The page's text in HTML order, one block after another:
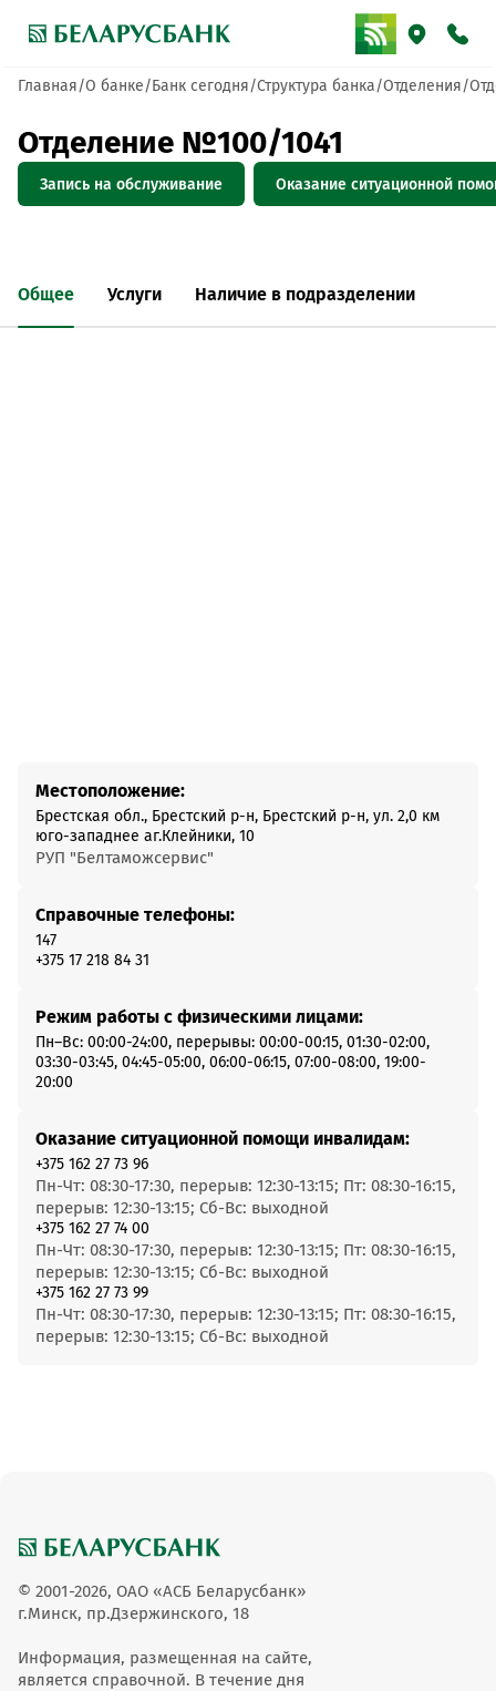
Главная О банке Банк сегодня Структура банка Отделения
Отделение №100/1041
Запись на обслуживание Оказание ситуационной
Общее Услуги Наличие в подразделении
Местоположение:
Брестская обл., Брестский р-н, Брестский р-н, ул. 2,0 км
юго-западнее аг.Клейники, 10
РУП "Белтаможсервис"
Справочные телефоны:
147
+375 17 218 84 31
Режим работы с физическими лицами:
Пн–Вс: 00:00-24:00, перерывы: 00:00-00:15, 01:30-02:00,
03:30-03:45, 04:45-05:00, 06:00-06:15, 07:00-08:00, 19:00-
20:00
Оказание ситуационной помощи инвалидам:
+375 162 27 73 96
Пн-Чт: 08:30-17:30, перерыв: 12:30-13:15; Пт: 08:30-16:15,
перерыв: 12:30-13:15; Сб-Вс: выходной
+375 162 27 74 00
Пн-Чт: 08:30-17:30, перерыв: 12:30-13:15; Пт: 08:30-16:15,
перерыв: 12:30-13:15; Сб-Вс: выходной
+375 162 27 73 99
Пн-Чт: 08:30-17:30, перерыв: 12:30-13:15; Пт: 08:30-16:15,
перерыв: 12:30-13:15; Сб-Вс: выходной
© 2001-2026, ОАО «АСБ Беларусбанк»
г.Минск, пр.Дзержинского, 18
Информация, размещенная на сайте,
является справочной. В течение дня